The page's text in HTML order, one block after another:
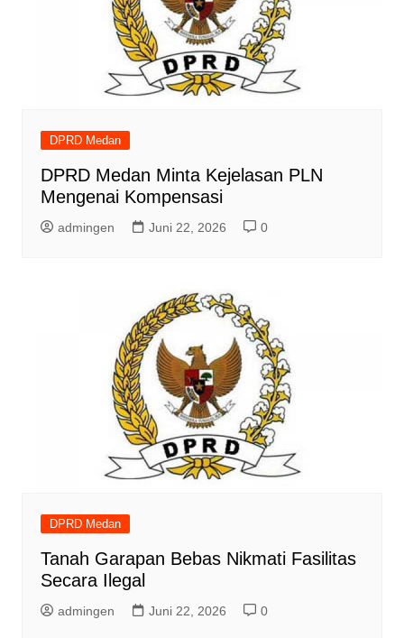
DPRD Medan
DPRD Medan Minta Kejelasan PLN
Mengenai Kompensasi
admingen Juni 22, 2026 0
DPRD Medan
Tanah Garapan Bebas Nikmati Fasilitas
Secara Ilegal
admingen Juni 22, 2026 0